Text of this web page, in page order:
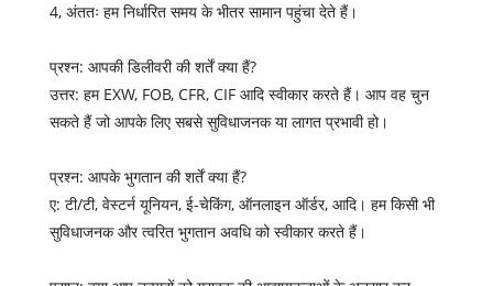
4, अंततः हम निर्धारित समय के भीतर सामान पहुंचा देते हैं।
प्रश्न: आपकी डिलीवरी की शर्तें क्या हैं?
उत्तर: हम EXW, FOB, CFR, CIF आदि स्वीकार करते हैं। आप वह चुन
सकते हैं जो आपके लिए सबसे सुविधाजनक या लागत प्रभावी हो।
प्रश्न: आपके भुगतान की शर्तें क्या हैं?
ए: टी/टी, वेस्टर्न यूनियन, ई-चेकिंग, ऑनलाइन ऑर्डर, आदि। हम किसी भी
सुविधाजनक और त्वरित भुगतान अवधि को स्वीकार करते हैं।